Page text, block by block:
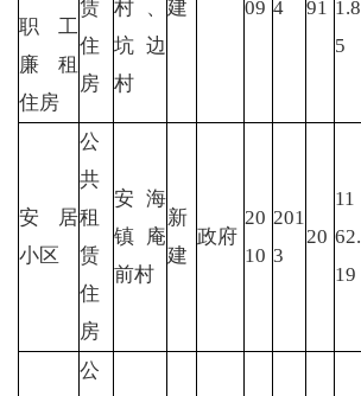
职工
廉租
住房
赁
住
房
村、
坑边
村
建
09 4
91 1.8
5
安居
小区
公
共
租
赁
住
房
安海
镇庵
前村
新
建
政府
20
10
201
3
20
11
62.
19
公